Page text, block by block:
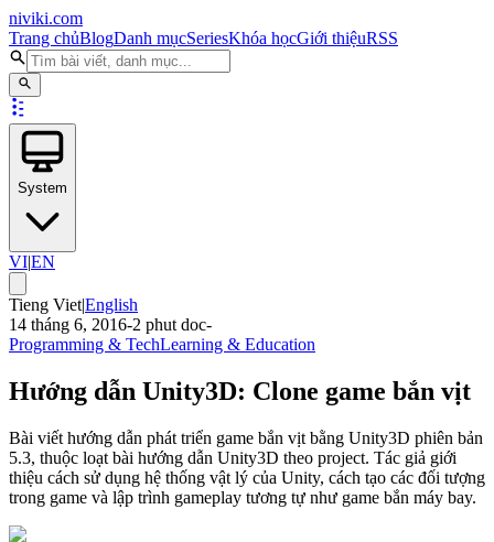
niviki.com
Trang chủBlogDanh mụcSeriesKhóa họcGiới thiệuRSS
System
VI|EN
Tieng Viet|English
14 tháng 6, 2016-2 phut doc-
Programming & TechLearning & Education
Hướng dẫn Unity3D: Clone game bắn vịt
Bài viết hướng dẫn phát triển game bắn vịt bằng Unity3D phiên bản
5.3, thuộc loạt bài hướng dẫn Unity3D theo project. Tác giả giới
thiệu cách sử dụng hệ thống vật lý của Unity, cách tạo các đối tượng
trong game và lập trình gameplay tương tự như game bắn máy bay.